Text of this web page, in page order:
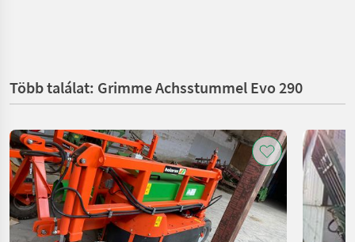
Több találat: Grimme Achsstummel Evo 290